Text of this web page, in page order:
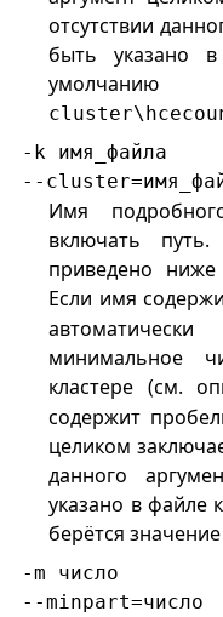
отсутствии
быть указано
-k имя_файла
--
Имя
включать
приведено ниже
Если имя
минимальное
кластере (см.
содержит
целиком
данного
указано в файле
берётся значение
-m число
--minpart=число